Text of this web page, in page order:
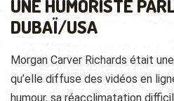
UNE HUMORISTE
DUBAÏ/USA
Morgan Carver Richards était
qu’elle diffuse des vidéos en
humour, sa réacclimatation